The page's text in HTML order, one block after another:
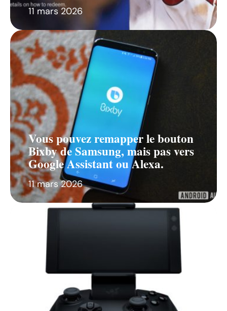
11 mars 2026
Vous pouvez remapper le bouton
Bixby de Samsung, mais pas vers
Google Assistant ou Alexa.
11 mars 2026